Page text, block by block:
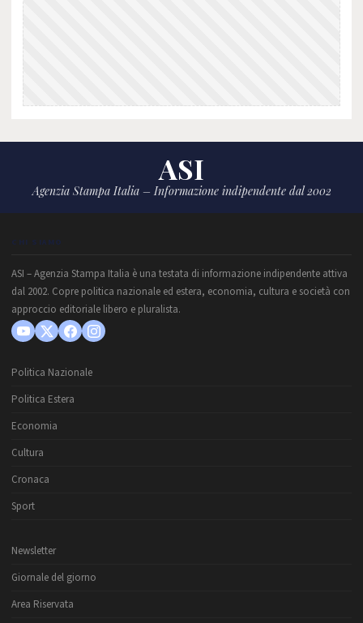
ASI
Agenzia Stampa Italia – Informazione indipendente dal 2002
CHI SIAMO
ASI – Agenzia Stampa Italia è una testata di informazione indipendente attiva
dal 2002. Copre politica nazionale ed estera, economia, cultura e società con
approccio editoriale libero e pluralista.
Politica Nazionale
Politica Estera
Economia
Cultura
Cronaca
Sport
Newsletter
Giornale del giorno
Area Riservata